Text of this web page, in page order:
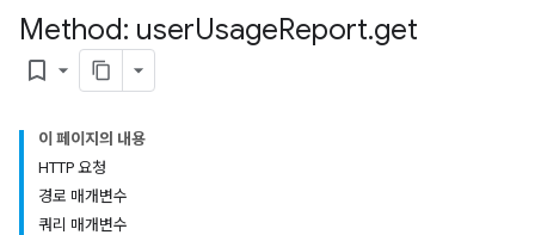
Method: userUsageReport.get
bookmark_border
이 페이지의 내용
HTTP 요청
경로 매개변수
쿼리 매개변수